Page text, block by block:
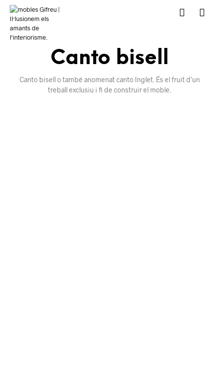
Canto bisell
Canto bisell o també anomenat canto Inglet. És el fruit d’un
treball exclusiu i fi de construir el moble.